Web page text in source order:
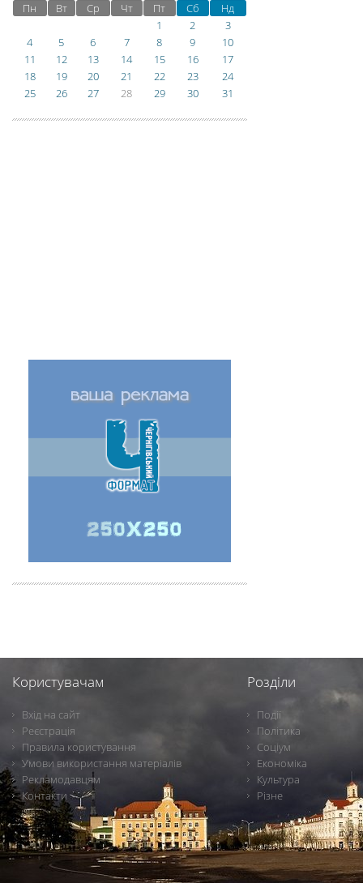
Пн Вт Ср Чт Пт Сб
Нд
1
2
3
4
5 6 7 8 9
10
11
12 13 14 15 16
17
18
19 20 21 22 23
24
25
26 27 28 29 30 31
Користувачам
Вхід на сайт
Реєстрація
Правила користування
Умови використання матеріалів
Рекламодавцям
Контакти
Розділи
Події
Політика
Соціум
Економіка
Культура
Різне